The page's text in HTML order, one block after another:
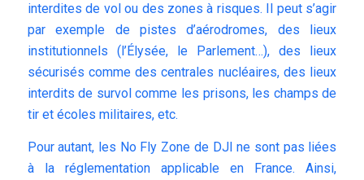
interdites de vol ou des zones à risques. Il peut s’agir
par exemple de pistes d’aérodromes, des lieux
institutionnels (l’Élysée, le Parlement…), des lieux
sécurisés comme des centrales nucléaires, des lieux
interdits de survol comme les prisons, les champs de
tir et écoles militaires, etc.
Pour autant, les No Fly Zone de DJI ne sont pas liées
à la réglementation applicable en France. Ainsi,